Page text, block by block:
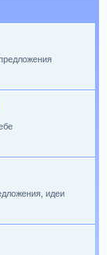
идеи